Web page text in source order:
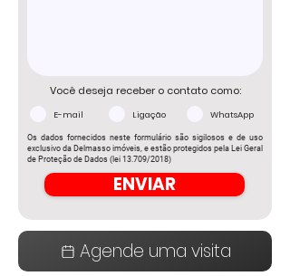
Você deseja receber o contato como:
E-mail Ligação WhatsApp
Os dados fornecidos neste formulário são sigilosos e de uso
exclusivo da Delmasso imóveis, e estão protegidos pela Lei Geral
de Proteção de Dados (lei 13.709/2018)
ENVIAR
Agende uma visita